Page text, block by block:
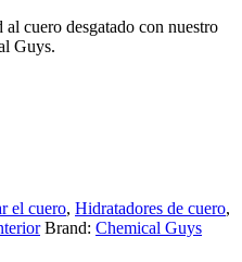
cuero desgatado con nuestro
Guys.
el cuero, Hidratadores de cuero,
Brand: Chemical Guys